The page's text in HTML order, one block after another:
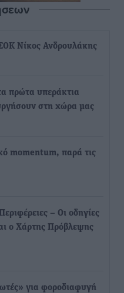
Νίκος Ανδρουλάκης
πρώτα υπεράκτια
στη χώρα μας
momentum, παρά τις
– Οι οδηγίες
ο Χάρτης Πρόβλεψης
για φοροδιαφυγή